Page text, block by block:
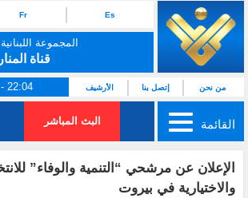
Es
Fr
المجموعة
قناة المنار
من نحن إتصل بنا الأرشيف 22:04
القائمة البث المباشر
الإعلان عن مرشحي “التنمية والوفاء”
والاختيارية في بيروت